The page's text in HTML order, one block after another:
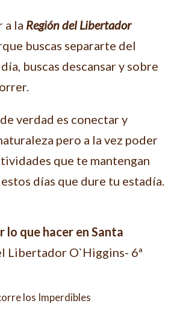
a la Regióndel Libertador
buscas separarte del
buscas descansar y sobre
verdad es conectar y
pero a la vez poder
que te mantengan
días que dure tu estadía.
lo que hacer en Santa
Libertador O`Higgins- 6ª
los Imperdibles